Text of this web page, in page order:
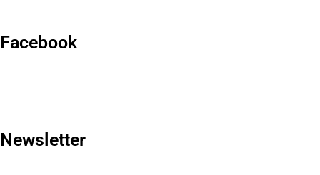
Facebook
Newsletter